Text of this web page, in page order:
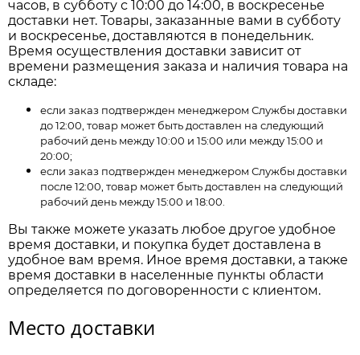
часов, в субботу с 10:00 до 14:00, в воскресенье
доставки нет. Товары, заказанные вами в субботу
и воскресенье, доставляются в понедельник.
Время осуществления доставки зависит от
времени размещения заказа и наличия товара на
складе:
если заказ подтвержден менеджером Службы доставки
до 12:00, товар может быть доставлен на следующий
рабочий день между 10:00 и 15:00 или между 15:00 и
20:00;
если заказ подтвержден менеджером Службы доставки
после 12:00, товар может быть доставлен на следующий
рабочий день между 15:00 и 18:00.
Вы также можете указать любое другое удобное
время доставки, и покупка будет доставлена в
удобное вам время. Иное время доставки, а также
время доставки в населенные пункты области
определяется по договоренности с клиентом.
Место доставки